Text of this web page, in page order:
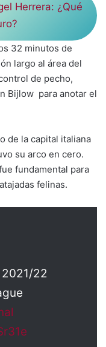
Herrera: ¿Qué
32 minutos de
largo al área del
de pecho,
Bijlow para anotar el
de la capital italiana
su arco en cero.
fundamental para
felinas.
22